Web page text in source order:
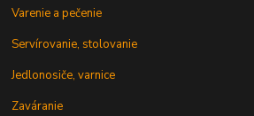
Varenie a pečenie
Servírovanie, stolovanie
Jedlonosiče, varnice
Zaváranie